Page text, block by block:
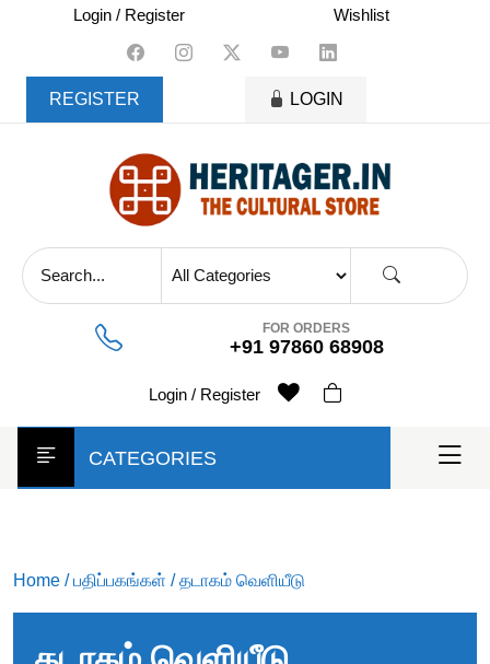
content
Login / Register Wishlist
REGISTER LOGIN
FOR ORDERS
+91 97860 68908
Login / Register
CATEGORIES
Home /பதிப்பகங்கள் / தடாகம் வெளியீடு